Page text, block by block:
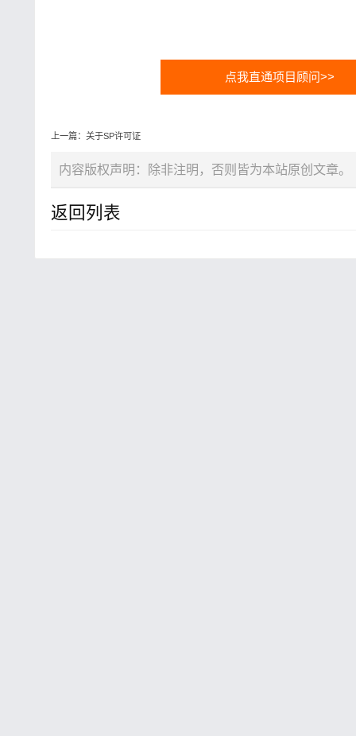
点我直通项目顾问>>
上一篇：关于SP许可证
内容版权声明：除非注明，否则皆为本站原创文章。
返回列表